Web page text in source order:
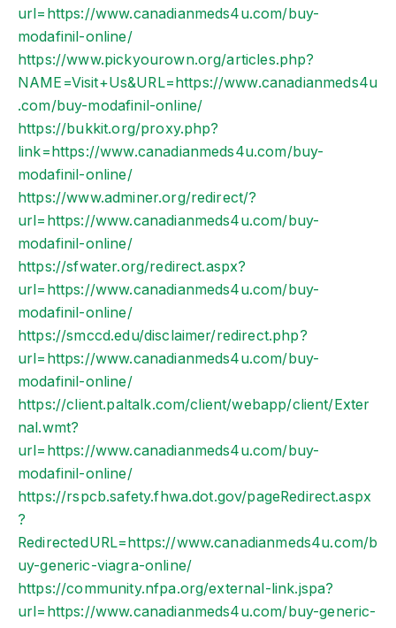
url=https://www.canadianmeds4u.com/buy-
modafinil-online/
https://www.pickyourown.org/articles.php?
NAME=Visit+Us&URL=https://www.canadianmeds4u
.com/buy-modafinil-online/
https://bukkit.org/proxy.php?
link=https://www.canadianmeds4u.com/buy-
modafinil-online/
https://www.adminer.org/redirect/?
url=https://www.canadianmeds4u.com/buy-
modafinil-online/
https://sfwater.org/redirect.aspx?
url=https://www.canadianmeds4u.com/buy-
modafinil-online/
https://smccd.edu/disclaimer/redirect.php?
url=https://www.canadianmeds4u.com/buy-
modafinil-online/
https://client.paltalk.com/client/webapp/client/Exter
nal.wmt?
url=https://www.canadianmeds4u.com/buy-
modafinil-online/
https://rspcb.safety.fhwa.dot.gov/pageRedirect.aspx
?
RedirectedURL=https://www.canadianmeds4u.com/b
uy-generic-viagra-online/
https://community.nfpa.org/external-link.jspa?
url=https://www.canadianmeds4u.com/buy-generic-